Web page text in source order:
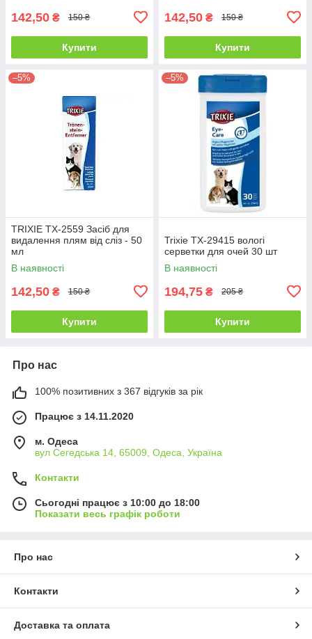
142,50 ₴ 150 ₴
Купити
142,50 ₴ 150 ₴
Купити
–5%
TRIXIE TX-2559 Засіб для
видалення плям від сліз - 50
мл
В наявності
142,50 ₴ 150 ₴
Купити
–5%
Trixie TX-29415 вологі
серветки для очей 30 шт
В наявності
194,75 ₴ 205 ₴
Купити
Про нас
100% позитивних з 367 відгуків за рік
Працює з 14.11.2020
м. Одеса
вул Сегедська 14, 65009, Одеса, Україна
Контакти
Сьогодні працює з 10:00 до 18:00
Показати весь графік роботи
Про нас
Контакти
Доставка та оплата